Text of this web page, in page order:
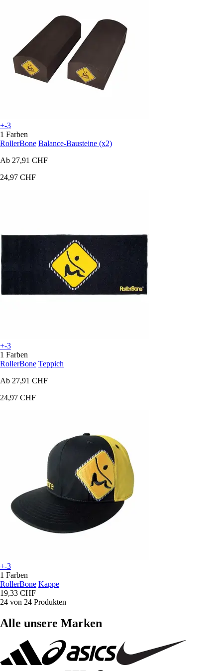
+-3
1 Farben
RollerBone Balance-Bausteine (x2)
Ab 27,91 CHF
24,97 CHF
+-3
1 Farben
RollerBone Teppich
Ab 27,91 CHF
24,97 CHF
+-3
1 Farben
RollerBone Kappe
19,33 CHF
24 von 24 Produkten
Alle unsere Marken